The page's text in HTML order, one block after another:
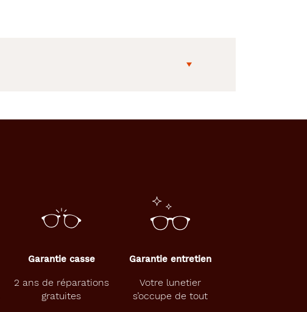
Garantie casse
2 ans de réparations
gratuites
Garantie entretien
Votre lunetier
s’occupe de tout